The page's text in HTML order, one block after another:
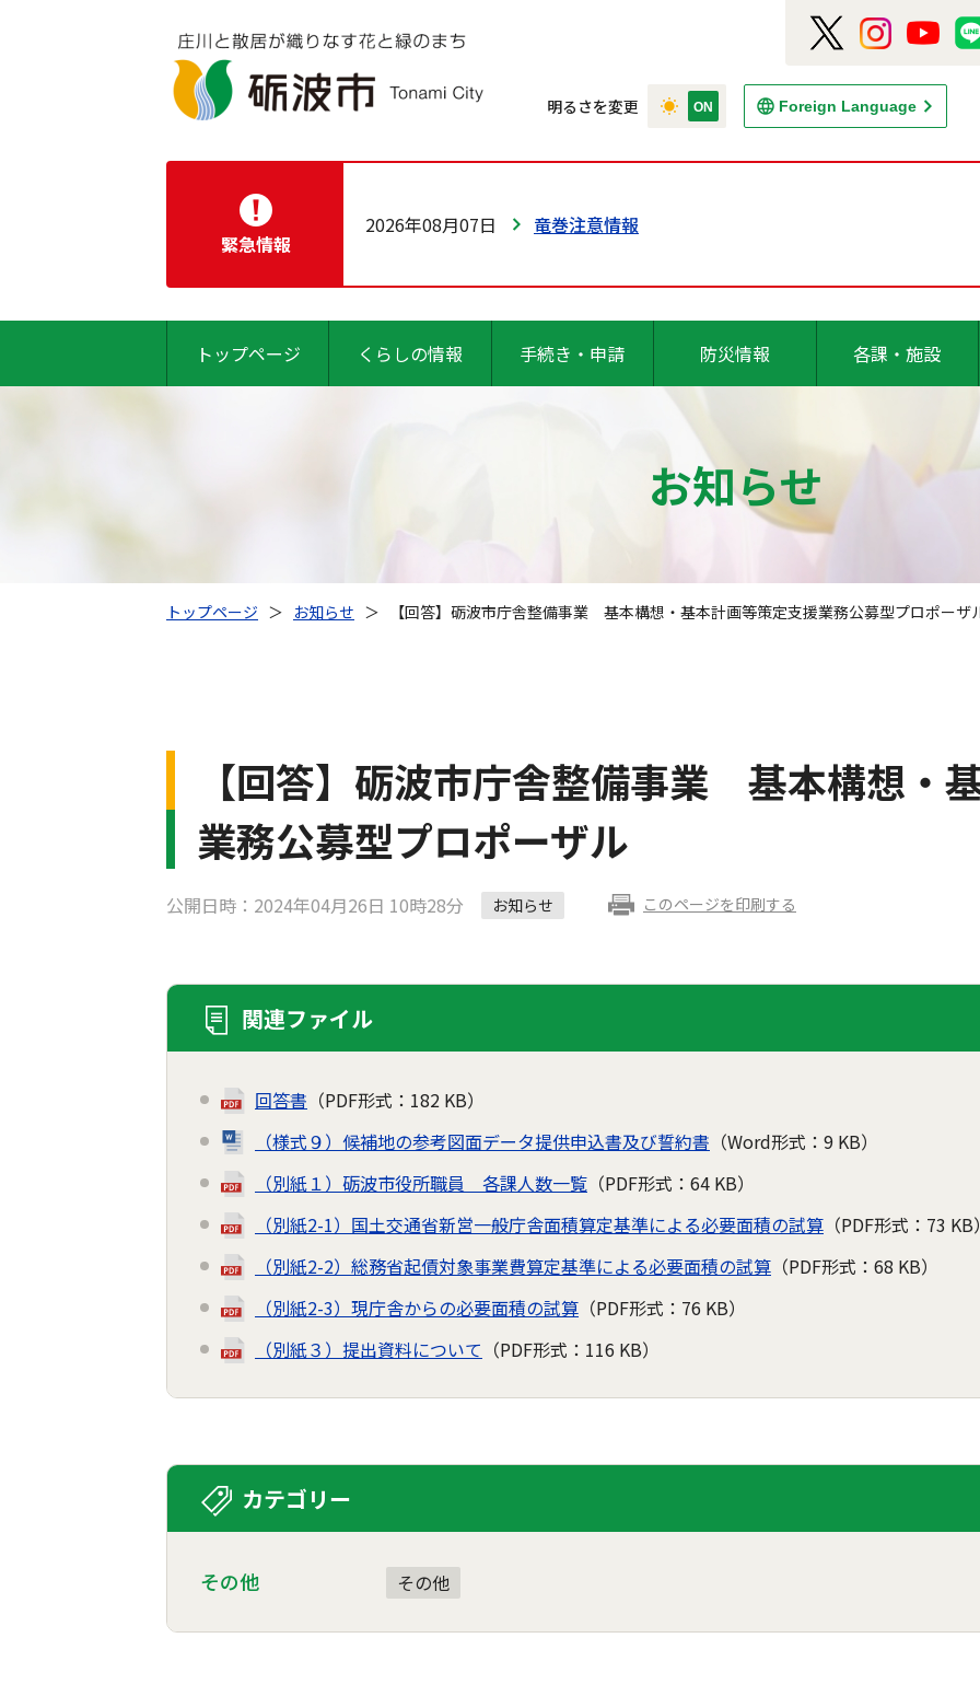
明るさを変更 Foreign Language
緊急情報
2026年08月07日 竜巻注意情報
トップページ くらしの情報 手続き・申請 防災情報 各課・施設
お知らせ
トップページ ＞ お知らせ ＞ 【回答】砺波市庁舎整備事業 基本構想・基本計画等策定支援業務公募型プロポー
【回答】砺波市庁舎整備事業 基本構想・
業務公募型プロポーザル
公開日時：2024年04月26日 10時28分 お知らせ このページを印刷する
関連ファイル
回答書 （PDF形式：182 KB）
（様式９）候補地の参考図面データ提供申込書及び誓約書 （Word形式：9 KB）
（別紙１）砺波市役所職員 各課人数一覧 （PDF形式：64 KB）
（別紙2-1）国土交通省新営一般庁舎面積算定基準による必要面積の試算 （PDF形式：73 KB
（別紙2-2）総務省起債対象事業費算定基準による必要面積の試算 （PDF形式：68 KB）
（別紙2-3）現庁舎からの必要面積の試算 （PDF形式：76 KB）
（別紙３）提出資料について （PDF形式：116 KB）
カテゴリー
その他 その他